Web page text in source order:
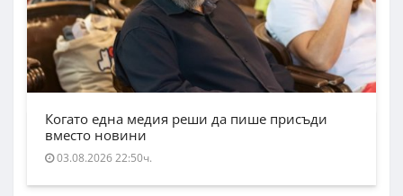
Когато една медия реши да пише присъди
вместо новини
03.08.2026 22:50ч.